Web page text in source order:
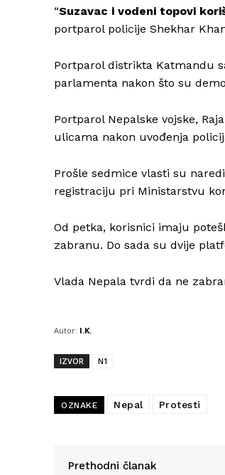
“Suzavac i vodeni topovi
portparol policije Shekhar
Portparol distrikta Katmandu
parlamenta nakon što su
Portparol Nepalske vojske,
ulicama nakon uvođenja
Prošle sedmice vlasti su
registraciju pri Ministarstvu
Od petka, korisnici imaju
zabranu. Do sada su dvije
Vlada Nepala tvrdi da ne
Autor: I.K.
IZVOR N1
OZNAKE Nepal Protesti
Prethodni članak